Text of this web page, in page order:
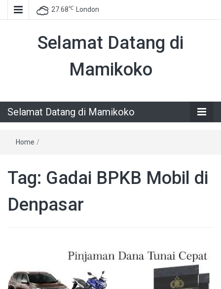
27.68℃ London
Selamat Datang di
Mamikoko
Selamat Datang di Mamikoko
Home /
Tag: Gadai BPKB Mobil di
Denpasar